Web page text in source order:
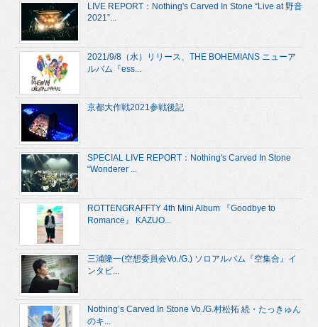
LIVE REPORT：Nothing's Carved In Stone “Live at 野音
2021”...
2021/9/8（水）リリース、THE BOHEMIANS ニューア
ルバム『ess...
京都大作戦2021参戦後記
SPECIAL LIVE REPORT：Nothing's Carved In Stone
“Wonderer ...
ROTTENGRAFFTY 4th Mini Album 『Goodbye to
Romance』 KAZUO...
三浦隆一(空想委員会Vo./G.) ソロアルバム『空集合』イ
ンタビ...
Nothing’s Carved In Stone Vo./G.村松拓 続・たっきゅん
のキ...